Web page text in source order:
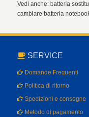
Vedi anche: batteria
cambiare batteria
SERVICE
Domande Frequenti
Politica di ritorno
Spedizioni e consegne
Metodo di pagamento